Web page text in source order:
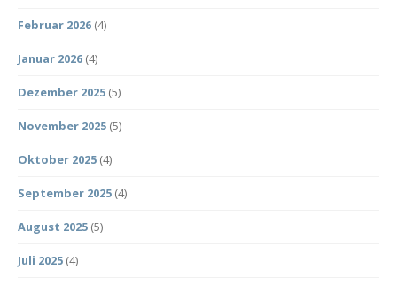
Februar 2026 (4)
Januar 2026 (4)
Dezember 2025 (5)
November 2025 (5)
Oktober 2025 (4)
September 2025 (4)
August 2025 (5)
Juli 2025 (4)